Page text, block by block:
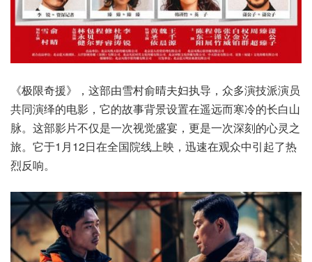
《极限奇援》，这部由雪村俞晴夫妇执导，众多演技派演员
共同演绎的电影，它的故事背景设置在遥远而寒冷的长白山
脉。这部影片不仅是一次视觉盛宴，更是一次深刻的心灵之
旅。它于1月12日在全国院线上映，迅速在观众中引起了热
烈反响。